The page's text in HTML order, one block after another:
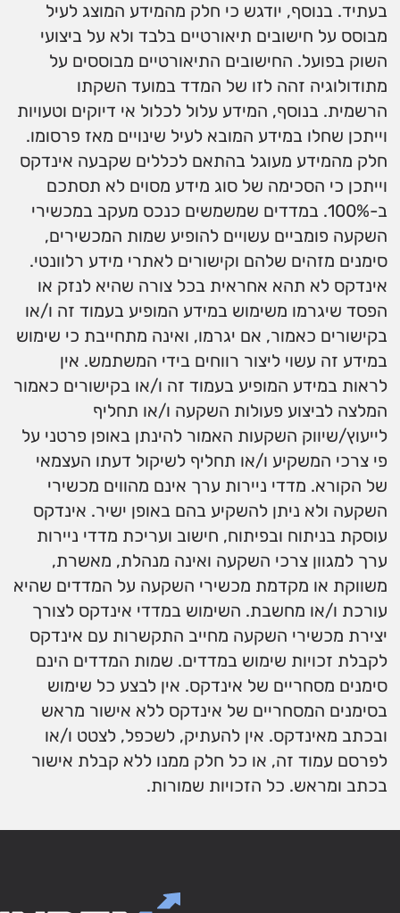
בעתיד. בנוסף, יודגש כי חלק מהמידע המוצג לעיל
מבוסס על חישובים תיאורטיים בלבד ולא על ביצועי
השוק בפועל. החישובים התיאורטיים מבוססים על
מתודולוגיה זהה לזו של המדד במועד השקתו
הרשמית. בנוסף, המידע עלול לכלול אי דיוקים וטעויות
וייתכן שחלו במידע המובא לעיל שינויים מאז פרסומו.
חלק מהמידע מעוגל בהתאם לכללים שקבעה אינדקס
וייתכן כי הסכימה של סוג מידע מסוים לא תסתכם
ב-100%. במדדים שמשמשים כנכס מעקב במכשירי
השקעה פומביים עשויים להופיע שמות המכשירים,
סימנים מזהים שלהם וקישורים לאתרי מידע רלוונטי.
אינדקס לא תהא אחראית בכל צורה שהיא לנזק או
הפסד שיגרמו משימוש במידע המופיע בעמוד זה ו/או
בקישורים כאמור, אם יגרמו, ואינה מתחייבת כי שימוש
במידע זה עשוי ליצור רווחים בידי המשתמש. אין
לראות במידע המופיע בעמוד זה ו/או בקישורים כאמור
המלצה לביצוע פעולות השקעה ו/או תחליף
לייעוץ/שיווק השקעות האמור להינתן באופן פרטני על
פי צרכי המשקיע ו/או תחליף לשיקול דעתו העצמאי
של הקורא. מדדי ניירות ערך אינם מהווים מכשירי
השקעה ולא ניתן להשקיע בהם באופן ישיר. אינדקס
עוסקת בניתוח ובפיתוח, חישוב ועריכת מדדי ניירות
ערך למגוון צרכי השקעה ואינה מנהלת, מאשרת,
משווקת או מקדמת מכשירי השקעה על המדדים שהיא
עורכת ו/או מחשבת. השימוש במדדי אינדקס לצורך
יצירת מכשירי השקעה מחייב התקשרות עם אינדקס
לקבלת זכויות שימוש במדדים. שמות המדדים הינם
סימנים מסחריים של אינדקס. אין לבצע כל שימוש
בסימנים המסחריים של אינדקס ללא אישור מראש
ובכתב מאינדקס. אין להעתיק, לשכפל, לצטט ו/או
לפרסם עמוד זה, או כל חלק ממנו ללא קבלת אישור
בכתב ומראש. כל הזכויות שמורות.